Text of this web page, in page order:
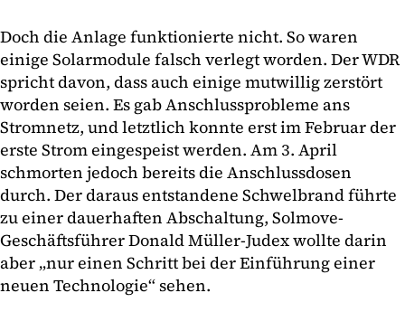
Doch die Anlage funktionierte nicht. So waren
einige Solarmodule falsch verlegt worden. Der WDR
spricht davon, dass auch einige mutwillig zerstört
worden seien. Es gab Anschlussprobleme ans
Stromnetz, und letztlich konnte erst im Februar der
erste Strom eingespeist werden. Am 3. April
schmorten jedoch bereits die Anschlussdosen
durch. Der daraus entstandene Schwelbrand führte
zu einer dauerhaften Abschaltung, Solmove-
Geschäftsführer Donald Müller-Judex wollte darin
aber „nur einen Schritt bei der Einführung einer
neuen Technologie“ sehen.